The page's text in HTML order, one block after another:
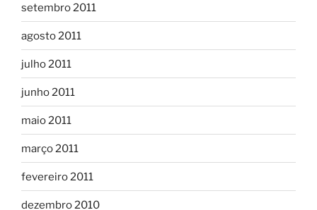
setembro 2011
agosto 2011
julho 2011
junho 2011
maio 2011
março 2011
fevereiro 2011
dezembro 2010